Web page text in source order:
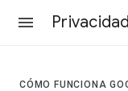
CÓMO FUNCIONA